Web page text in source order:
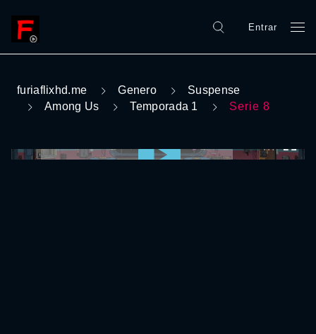
Entrar
furiaflixhd.me Genero
Suspense
Among Us
Temporada 1 Serie 8